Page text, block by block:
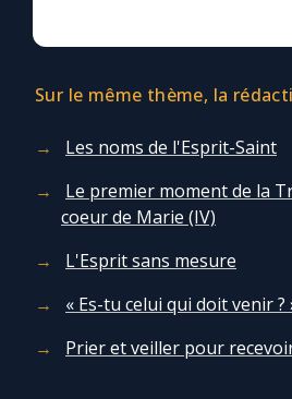
Sur le même thème, la
Les noms de l'Esprit-Saint
Le premier moment de la
coeur de Marie (IV)
L'Esprit sans mesure
« Es-tu celui qui doit venir ?
Prier et veiller pour